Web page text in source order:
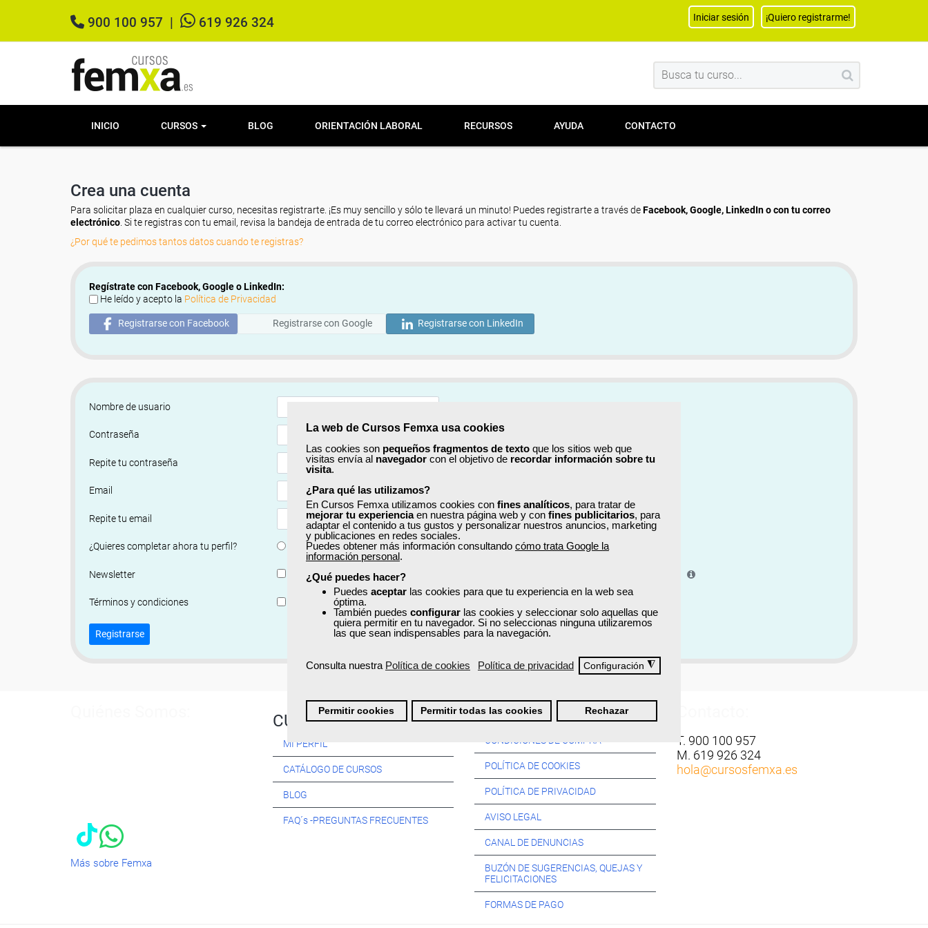
La web de Cursos Femxa usa cookies
Las cookies son pequeños fragmentos de texto que los sitios web que
visitas envía al navegador con el objetivo de recordar información sobre tu
visita.
¿Para qué las utilizamos?
En Cursos Femxa utilizamos cookies con fines analíticos, para tratar de
mejorar tu experienciaen nuestra página web y con fines publicitarios, para
adaptar el contenido a tus gustos y personalizar nuestros anuncios, marketing
y publicaciones en redes sociales.
Puedes obtener más información consultando cómo trata Google la
información personal.
¿Qué puedes hacer?
Puedes aceptar las cookies para que tu experiencia en la web sea
óptima.
También puedes configurar las cookies y seleccionar solo aquellas que
quiera permitir en tu navegador. Si no seleccionas ninguna utilizaremos
las que sean indispensables para la navegación.
Consulta nuestra Política de cookies Política de privacidad Configuración ◮
Permitir cookies Permitir todas las cookies Rechazar
900 100 957 619 926 324 Iniciar sesión ¡Quiero registrarme!
INICIO CURSOS BLOG ORIENTACIÓN LABORAL RECURSOS AYUDA CONTACTO
Crea una cuenta
Para solicitar plaza en cualquier curso, necesitas registrarte. ¡Es muy sencillo y sólo te llevará un minuto! Puedes registrarte a través deFacebook, Google, LinkedIn o con tu correo
electrónico . Si te registras con tu email, revisa la bandeja de entrada de tu correo electrónico para activar tu cuenta.
¿Por qué te pedimos tantos datos cuando te registras?
Regístrate con Facebook, Google o LinkedIn:
He leído y acepto la Política de Privacidad
Registrarse con Facebook Registrarse con Google Registrarse con LinkedIn
Nombre de usuario
Contraseña Mostrar
Repite tu contraseña Mostrar
Email
Repite tu email
¿Quieres completar ahora tu perfil? No, completaré mi perfil más adelante
Newsletter Si, quiero recibir información sobre cursos, ofertas exclusivas y recursos para el aprendizaje.
Términos y condiciones He leído y acepto la
Registrarse
Más sobre Femxa
CURSOS:
MI PERFIL
CATÁLOGO DE CURSOS
BLOG
FAQ´s -PREGUNTAS FRECUENTES
Información:
CONDICIONES DE COMPRA
POLÍTICA DE COOKIES
POLÍTICA DE PRIVACIDAD
AVISO LEGAL
CANAL DE DENUNCIAS
BUZÓN DE SUGERENCIAS, QUEJAS Y
FELICITACIONES
FORMAS DE PAGO
T. 900 100 957
M. 619 926 324
hola@cursosfemxa.es